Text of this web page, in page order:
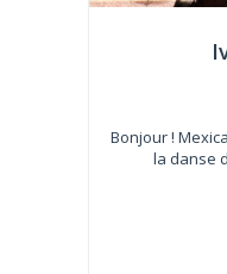
Bonjour !
la danse